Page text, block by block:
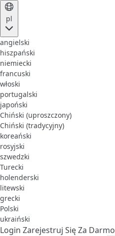
pl
angielski
hiszpański
niemiecki
francuski
włoski
portugalski
japoński
Chiński (uproszczony)
Chiński (tradycyjny)
koreański
rosyjski
szwedzki
Turecki
holenderski
litewski
grecki
Polski
ukraiński
Login Zarejestruj Się Za Darmo